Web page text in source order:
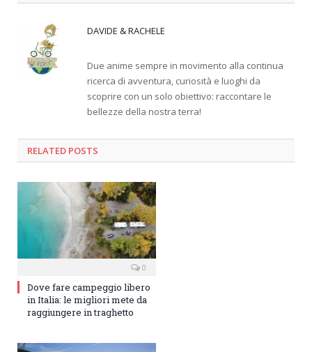
DAVIDE & RACHELE
Due anime sempre in movimento alla continua
ricerca di avventura, curiosità e luoghi da
scoprire con un solo obiettivo: raccontare le
bellezze della nostra terra!
RELATED POSTS
0
Dove fare campeggio libero
in Italia: le migliori mete da
raggiungere in traghetto